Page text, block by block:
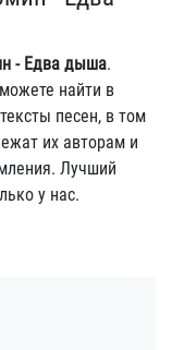
- Едва дыша.
найти в
песен, в том
их авторам и
Лучший
у нас.